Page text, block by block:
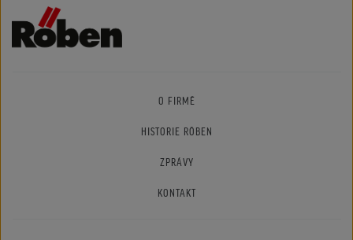
O FIRMĚ
HISTORIE RÖBEN
ZPRÁVY
KONTAKT